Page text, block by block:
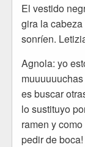
El vestido
gira la
sonríen.
Agnola: yo
es buscar
lo sustituyo
ramen y
pedir de